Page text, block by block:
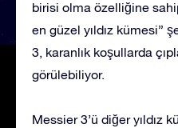
birisi olma özelliğine
en güzel yıldız kümesi”
3, karanlık koşullarda
görülebiliyor.
Messier 3’ü diğer yıldız